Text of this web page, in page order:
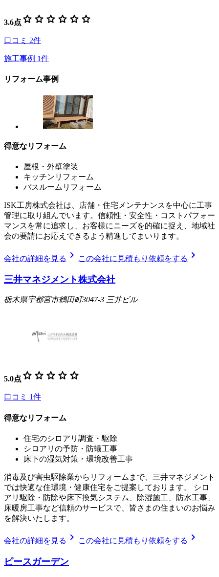
3.6点 star star star star star star
口コミ 2件
施工事例 1件
リフォーム事例
得意なリフォーム
屋根・外壁塗装
キッチンリフォーム
バスルームリフォーム
ISK工房株式会社は、店舗・住宅メンテナンスを中心に工事
管理に取り組んでいます。信頼性・安全性・コストパフォー
マンスを常に追求し、お客様にニーズを的確に捉え、地域社
会の要請にお応えできるよう精進してまいります。
会社の詳細を見る chevron_right この会社に見積もり依頼をする chevron_right
三井マネジメント株式会社
栃木県宇都宮市鶴田町3047-3 三井ビル
5.0点 star star star star star
口コミ 1件
得意なリフォーム
住宅のシロアリ調査・駆除
シロアリの予防・防蟻工事
床下の湿気対策・環境改善工事
消毒及び害虫駆除業からリフォームまで、三井マネジメント
では快適な住環境・健康住宅をご提案しております。 シロ
アリ駆除・防除や床下換気システム、除湿施工、防水工事、
床暖房工事など信頼のサービスで、皆さまの住まいのお悩み
を解決いたします。
会社の詳細を見る chevron_right この会社に見積もり依頼をする chevron_right
ピースガーデン